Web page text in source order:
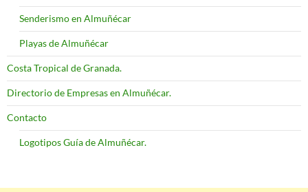
Senderismo en Almuñécar
Playas de Almuñécar
Costa Tropical de Granada.
Directorio de Empresas en Almuñécar.
Contacto
Logotipos Guía de Almuñécar.